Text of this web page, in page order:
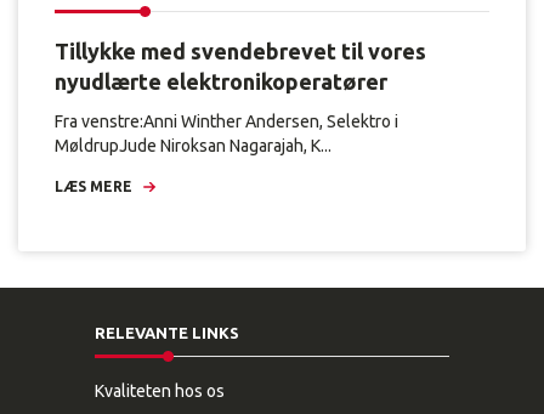
Tillykke med svendebrevet til vores
nyudlærte elektronikoperatører
Fra venstre:Anni Winther Andersen, Selektro i
MøldrupJude Niroksan Nagarajah, K...
LÆS MERE
RELEVANTE LINKS
Kvaliteten hos os